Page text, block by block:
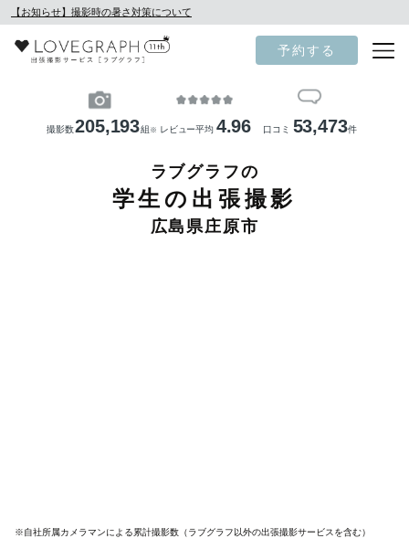
【お知らせ】撮影時の暑さ対策について
予約する
撮影数205,193組 ※ レビュー平均 4.96 口コミ 53,473件
ラブグラフの
学生の出張撮影
広島県庄原市
※自社所属カメラマンによる累計撮影数（ラブグラフ以外の出張撮影サービスを含む）